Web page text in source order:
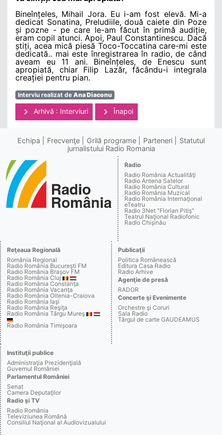
Bineînțeles, Mihail Jora. Eu i-am fost elevă. Mi-a
dedicat Sonatina, Preludiile, două caiete din Poze
și pozne - pe care le-am făcut în primă audiție,
eram copil atunci. Apoi, Paul Constantinescu. Dacă
știți, acea mică piesă Toco-Toccatina care-mi este
dedicată.. mai este înregistrarea în radio, de când
aveam eu 11 ani. Bineînțeles, de Enescu sunt
apropiată, chiar Filip Lazăr, făcându-i integrala
creației pentru pian.
Interviu realizat de Ana Diaconu
Arhivă : Interviuri Înapoi
Echipa Frecvenţe Grilă programe Parteneri
Statutul
jurnalistului Radio Romania
Radio
Radio România Actualităţi
Radio Antena Satelor
Radio România Cultural
Radio România Muzical
Radio România Internaţional
eTeatru
Radio 3Net "Florian Pitiş"
Teatrul Naţional Radiofonic
Radio Chişinău
Reţeaua Regională
România Regional
Radio România Bucureşti FM
Radio România Braşov FM
Radio România Cluj
Radio România Constanţa
Radio România Vacanţa
Radio România Oltenia-Craiova
Radio România Iaşi
Radio România Reşiţa
Radio România Târgu Mureş
Radio România Timişoara
Publicaţii
Politica Românească
Editura Casa Radio
Radio Arhive
Agenţie de presă
RADOR
Concerte şi Evenimente
Orchestre şi Coruri
Sala Radio
Târgul de carte GAUDEAMUS
Instituţii publice
Administraţia Prezidenţială
Guvernul României
Parlamentul României
Senat
Camera Deputaţilor
Radio şi TV
Radio România
Televiziunea Română
Consiliul Naţional al Audiovizualului